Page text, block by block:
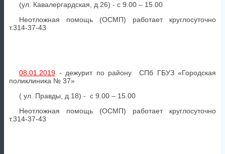
(ул. Кавалергардская, д.26) - с 9.00 – 15.00
Неотложная помощь (ОСМП) работает круглосуточно
т.314-37-43
08.01.2019 - дежурит по району СПб ГБУЗ «Городская
поликлиника № 37»
( ул. Правды, д.18) - с 9.00 – 15.00
Неотложная помощь (ОСМП) работает круглосуточно
т.314-37-43